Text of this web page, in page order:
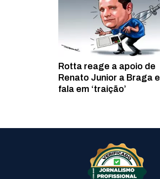
Rotta reage a apoio de
Renato Junior a Braga e
fala em ‘traição’